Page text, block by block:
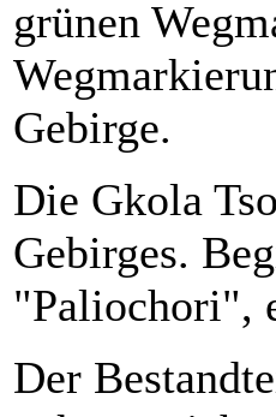
grünen
Gebirge.
Die Gkola
Gebirges.
"Paliochori",
Der